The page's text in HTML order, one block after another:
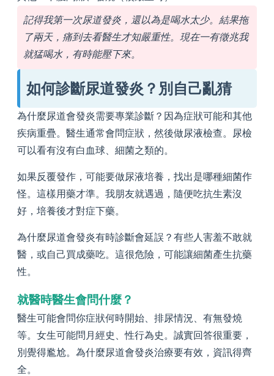
記得我第一次尿道發炎，還以為是喝水太少。結果拖
了兩天，痛到去看醫生才知嚴重性。現在一有徵兆我
就猛喝水，有時能壓下來。
如何診斷尿道發炎？別自己亂猜
為什麼尿道會發炎需要專業診斷？因為症狀可能和其他
疾病重疊。醫生通常會問症狀，然後做尿液檢查。尿檢
可以看有沒有白血球、細菌之類的。
如果反覆發作，可能要做尿液培養，找出是哪種細菌作
怪。這樣用藥才準。我朋友就遇過，隨便吃抗生素沒
好，培養後才對症下藥。
為什麼尿道會發炎有時診斷會延誤？有些人害羞不敢就
醫，或自己買成藥吃。這很危險，可能讓細菌產生抗藥
性。
就醫時醫生會問什麼？
醫生可能會問你症狀何時開始、排尿情況、有無發燒
等。女生可能問月經史、性行為史。誠實回答很重要，
別覺得尷尬。為什麼尿道會發炎治療要有效，資訊得齊
全。